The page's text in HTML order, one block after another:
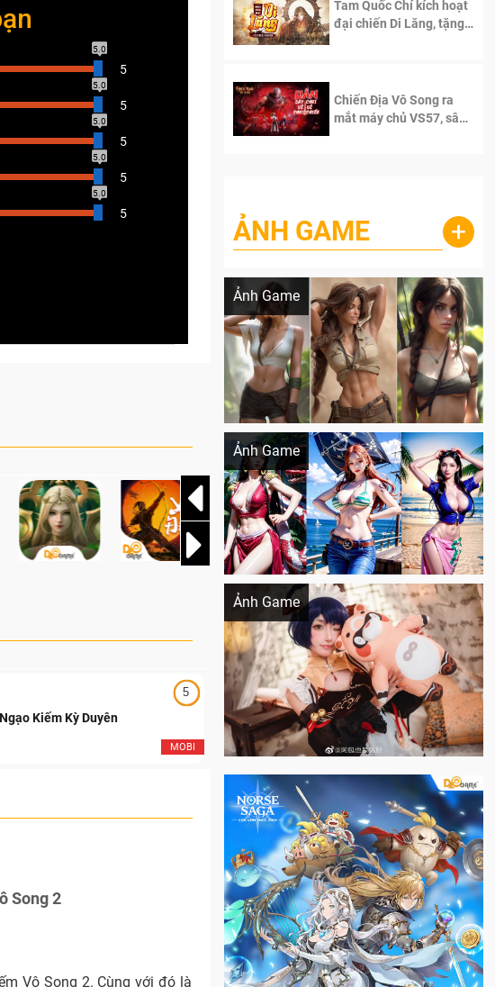
5.0
5
5.0
5
5.0
5
5.0
5
5.0
5
5
MOBI
Ngạo Kiếm Kỳ Duyên Ngạo Thiên Mobile
Song 2
Vô Song 2. Cùng với đó là
Tam Quốc Chí kích hoạt
đại chiến Di Lăng, tặng
Chiến Địa Vô Song ra
mắt máy chủ VS57, sân
ẢNH GAME +
Ảnh Game
Lala Croft vừa nóng vừa xinh dưới nét vẽ
Ảnh Game
Khi AI Cosplay gái đẹp One Piece
Ảnh Game
Cosplay Xiangling siêu cute